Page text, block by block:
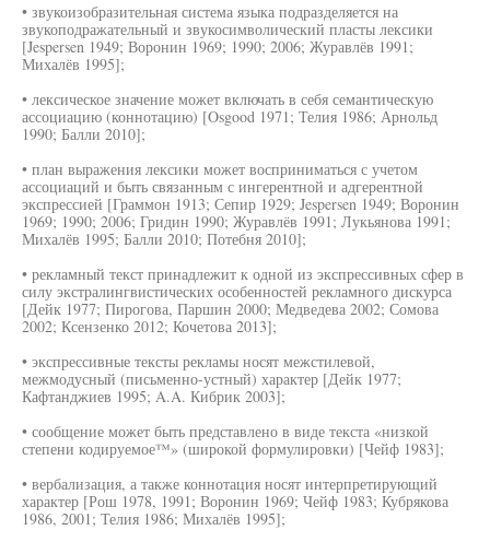
• звукоизобразительная система языка подразделяется на
звукоподражательный и звукосимволический пласты лексики
[Jespersen 1949; Воронин 1969; 1990; 2006; Журавлёв 1991;
Михалёв 1995];
• лексическое значение может включать в себя семантическую
ассоциацию (коннотацию) [Osgood 1971; Телия 1986; Арнольд
1990; Балли 2010];
• план выражения лексики может восприниматься с учетом
ассоциаций и быть связанным с ингерентной и адгерентной
экспрессией [Граммон 1913; Сепир 1929; Jespersen 1949; Воронин
1969; 1990; 2006; Гридин 1990; Журавлёв 1991; Лукьянова 1991;
Михалёв 1995; Балли 2010; Потебня 2010];
• рекламный текст принадлежит к одной из экспрессивных сфер в
силу экстралингвистических особенностей рекламного дискурса
[Дейк 1977; Пирогова, Паршин 2000; Медведева 2002; Сомова
2002; Ксензенко 2012; Кочетова 2013];
• экспрессивные тексты рекламы носят межстилевой,
межмодусный (письменно-устный) характер [Дейк 1977;
Кафтанджиев 1995; A.A. Кибрик 2003];
• сообщение может быть представлено в виде текста «низкой
степени кодируемое™» (широкой формулировки) [Чейф 1983];
• вербализация, а также коннотация носят интерпретирующий
характер [Рош 1978, 1991; Воронин 1969; Чейф 1983; Кубрякова
1986, 2001; Телия 1986; Михалёв 1995];